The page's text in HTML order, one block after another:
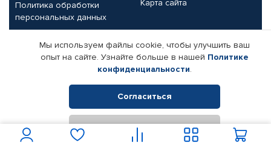
Политика обработки
персональных данных
Карта сайта
Партнерам
Корпоративным клиентам
Поставщикам
Реквизиты компании
© КАМАЗ ЦЕНТР ДОНЕЦК, 2015-2026. Все права защищены.
Интернет-магазин автомобильных товаров Автопрофи.
Мы используем файлы cookie, чтобы улучшить ваш
опыт на сайте. Узнайте больше в нашей Политике
конфиденциальности.
Согласиться
Отклонить